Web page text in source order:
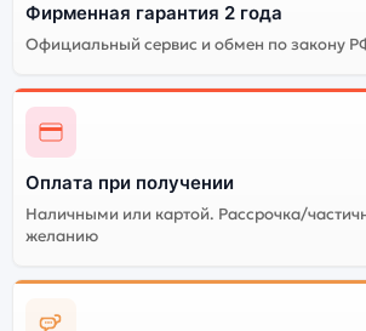
Фирменная гарантия 2 года
Официальный сервис и обмен по закону
Оплата при получении
Наличными или картой. Рассрочка/
желанию